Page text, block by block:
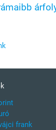
frank